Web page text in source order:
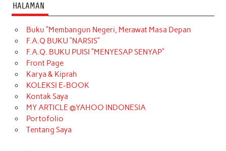
HALAMAN
Buku “Membangun Negeri, Merawat Masa Depan
F.A.Q BUKU “NARSIS”
F.A.Q. BUKU PUISI “MENYESAP SENYAP”
Front Page
Karya & Kiprah
KOLEKSI E-BOOK
Kontak Saya
MY ARTICLE @YAHOO INDONESIA
Portofolio
Tentang Saya